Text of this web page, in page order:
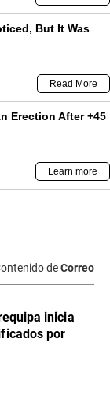
deCorreo
inicia
por